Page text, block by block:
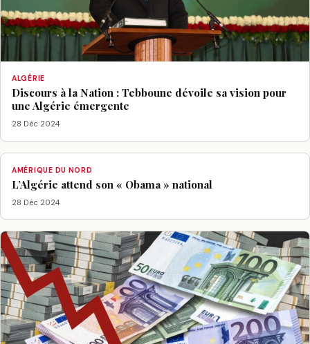
ALGÉRIE
Discours à la Nation : Tebboune dévoile sa vision pour
une Algérie émergente
28 Déc 2024
AMÉRIQUE DU NORD
L’Algérie attend son « Obama » national
28 Déc 2024